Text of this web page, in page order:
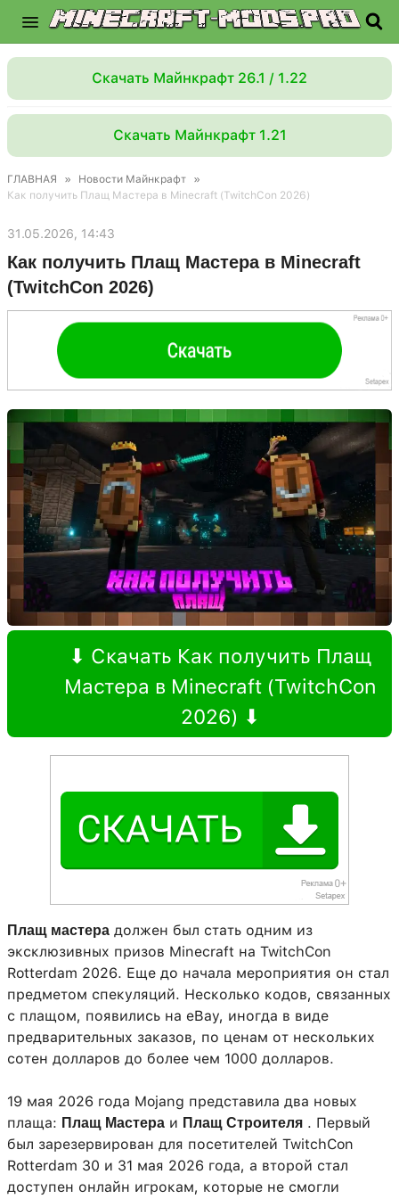
Скачать Майнкрафт 26.1 / 1.22
Скачать Майнкрафт 1.21
ГЛАВНАЯ » Новости Майнкрафт
»
Как получить Плащ Мастера в Minecraft (TwitchCon 2026)
31.05.2026, 14:43
Как получить Плащ Мастера в Minecraft
(TwitchCon 2026)
⬇ Скачать Как получить Плащ
Мастера в Minecraft (TwitchCon
2026) ⬇
Плащ мастера должен был стать одним из
эксклюзивных призов Minecraft на TwitchCon
Rotterdam 2026. Еще до начала мероприятия он стал
предметом спекуляций. Несколько кодов, связанных
с плащом, появились на eBay, иногда в виде
предварительных заказов, по ценам от нескольких
сотен долларов до более чем 1000 долларов.
19 мая 2026 года Mojang представила два новых
плаща: Плащ Мастера и Плащ Строителя . Первый
был зарезервирован для посетителей TwitchCon
Rotterdam 30 и 31 мая 2026 года, а второй стал
доступен онлайн игрокам, которые не смогли